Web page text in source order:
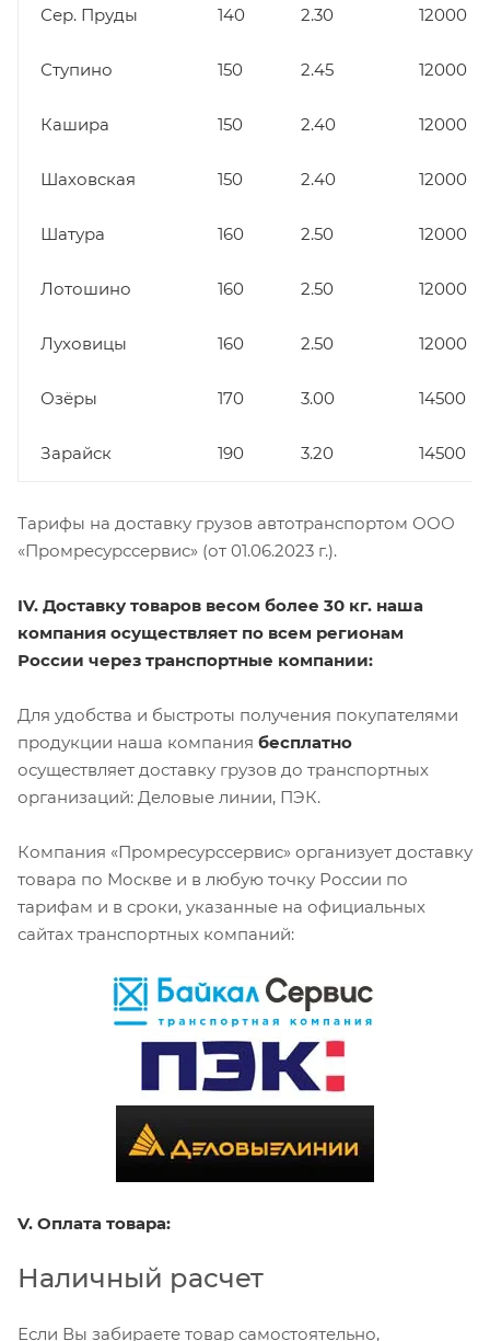
Сер. Пруды 140 2.30 12000
Ступино 150 2.45 12000
Кашира 150 2.40 12000
Шаховская 150 2.40 12000
Шатура 160 2.50 12000
Лотошино 160 2.50 12000
Луховицы 160 2.50 12000
Озёры 170 3.00 14500
Зарайск 190 3.20 14500
Тарифы на доставку грузов автотранспортом ООО
«Промресурссервис» (от 01.06.2023 г.).
IV. Доставку товаров весом более 30 кг. наша
компания осуществляет по всем регионам
России через транспортные компании:
Для удобства и быстроты получения покупателями
продукции наша компания бесплатно
осуществляет доставку грузов до транспортных
организаций: Деловые линии, ПЭК.
Компания «Промресурссервис» организует доставку
товара по Москве и в любую точку России по
тарифам и в сроки, указанные на официальных
сайтах транспортных компаний:
V. Оплата товара:
Наличный расчет
Если Вы забираете товар самостоятельно,